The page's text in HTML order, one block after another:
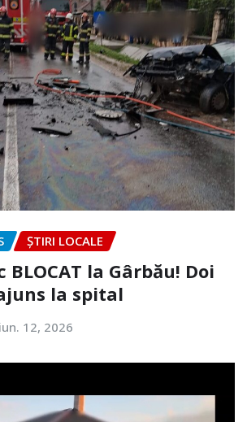
ȘTIRI LOCALE
BLOCAT la Gârbău! Doi
la spital
iun. 12, 2026